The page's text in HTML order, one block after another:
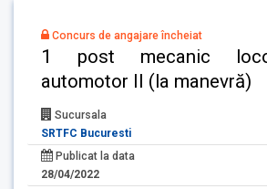
Concurs de angajare încheiat
1 post mecanic
automotor II (la manevră)
Sucursala
SRTFC Bucuresti
Publicat la data
28/04/2022